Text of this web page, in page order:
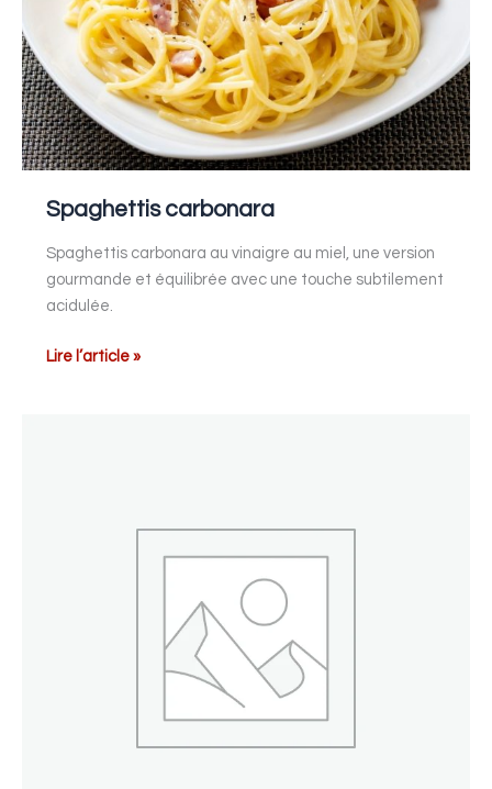
Spaghettis carbonara
Spaghettis carbonara au vinaigre au miel, une version
gourmande et équilibrée avec une touche subtilement
acidulée.
Lire l’article »